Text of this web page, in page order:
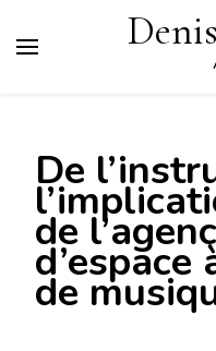
De
de
de